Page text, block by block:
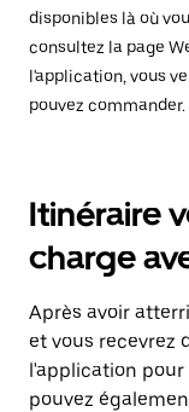
disponibles là où
consultez la page
l'application, vous
pouvez commander.
Itinéraire
charge
Après avoir
et vous recevrez
l'application
pouvez